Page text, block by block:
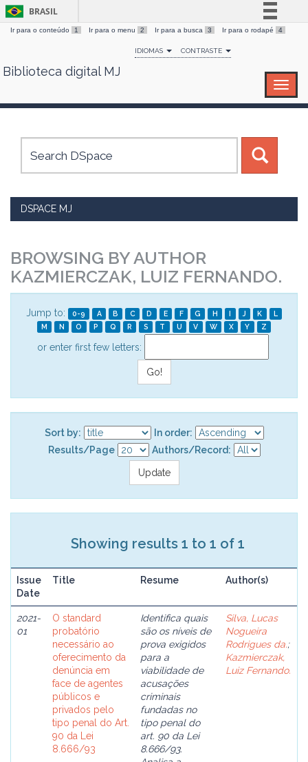
Skip
BRASIL
Simplifique!
Comunica BR
Canais
Ir para o conteúdo 1 Ir para o menu 2 Ir para a busca 3 Ir para o rodapé 4
IDIOMAS CONTRASTE
Biblioteca digital MJ
DSPACE MJ
BROWSING BY AUTHOR
KAZMIERCZAK, LUIZ FERNANDO.
Jump to: 0-9 A B C D E F G H I J K
L
M
N O P Q R S T U V W X Y Z
or enter first few letters:
Sort by:
In order:
Results/Page
Authors/Record:
Showing results 1 to 1 of 1
Issue
Date
Title Resume Author(s)
2021-
01
O standard
probatório
necessário ao
oferecimento da
denúncia em
face de agentes
públicos e
privados pelo
tipo penal do Art.
90 da Lei
8.666/93
Identifica quais
são os níveis de
prova exigidos
para a
viabilidade de
acusações
criminais
fundadas no
tipo penal do
art. 90 da Lei
8.666/93.
Silva, Lucas
Nogueira
Rodrigues da.;
Kazmierczak,
Luiz Fernando.